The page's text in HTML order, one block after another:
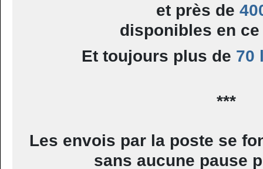
et près de
disponibles en
Et toujours plus de 70
***
Les envois par la poste se
sans aucune pause